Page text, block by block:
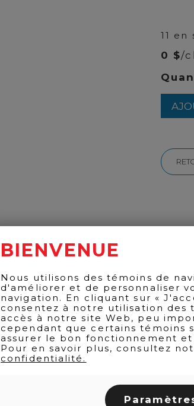
11 en
0 $/
BIENVENUE
Nous utilisons des témoins de
d'améliorer et de personnaliser
navigation. En cliquant sur «
consentez à notre utilisation des
accès à notre site Web, peu
cependant que certains témoins
assurer le bon fonctionnement
Pour en savoir plus, consultez
confidentialité.